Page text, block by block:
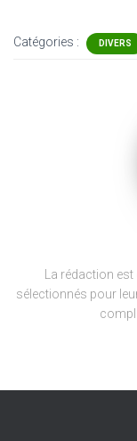
Catégories : DIVERS
La rédaction
sélectionnés pour